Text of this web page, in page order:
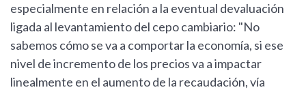
especialmente en relación a la eventual devaluación
ligada al levantamiento del cepo cambiario: "No
sabemos cómo se va a comportar la economía, si ese
nivel de incremento de los precios va a impactar
linealmente en el aumento de la recaudación, vía